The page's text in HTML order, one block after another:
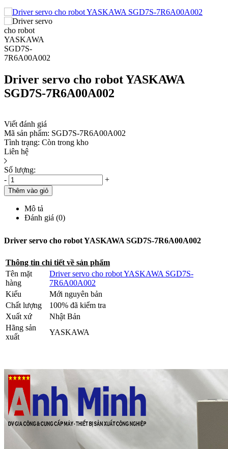
Driver servo cho robot YASKAWA
SGD7S-7R6A00A002
Viết đánh giá
Mã sản phẩm: SGD7S-7R6A00A002
Tình trạng: Còn trong kho
Liên hệ
Số lượng:
-
+
Thêm vào giỏ
Mô tả
Đánh giá (0)
Driver servo cho robot YASKAWA SGD7S-7R6A00A002
Thông tin chi tiết về sản phẩm
Tên mặt
hàng
Driver servo cho robot YASKAWA SGD7S-
7R6A00A002
Kiểu
Mới nguyên bản
Chất lượng
100% đã kiểm tra
Xuất xứ
Nhật Bản
Hãng sản
xuất
YASKAWA